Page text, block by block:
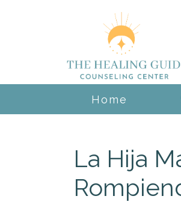
Home
La Hija